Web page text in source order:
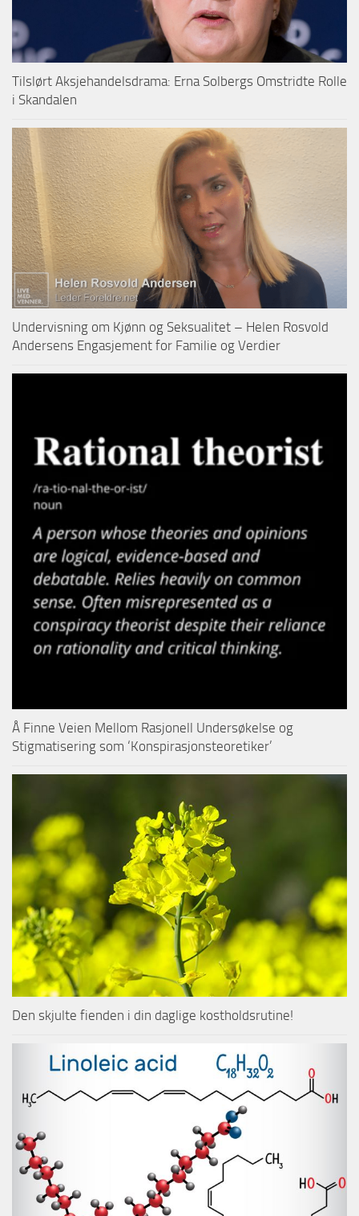
Tilslørt Aksjehandelsdrama: Erna Solbergs Omstridte Rolle
i Skandalen
Undervisning om Kjønn og Seksualitet – Helen Rosvold
Andersens Engasjement for Familie og Verdier
Å Finne Veien Mellom Rasjonell Undersøkelse og
Stigmatisering som ‘Konspirasjonsteoretiker’
Den skjulte fienden i din daglige kostholdsrutine!